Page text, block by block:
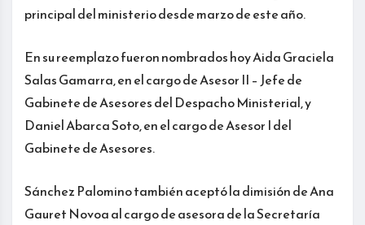
principal del ministerio desde marzo de este año.
En su reemplazo fueron nombrados hoy Aida Graciela
Salas Gamarra, en el cargo de Asesor II – Jefe de
Gabinete de Asesores del Despacho Ministerial, y
Daniel Abarca Soto, en el cargo de Asesor I del
Gabinete de Asesores.
Sánchez Palomino también aceptó la dimisión de Ana
Gauret Novoa al cargo de asesora de la Secretaría